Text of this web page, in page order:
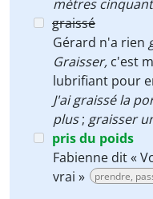
mètres
graissé
Gérard n'a rien
Graisser, c'est
lubrifiant pour
J'ai graissé la
plus; graisser
pris du poids
Fabienne dit «
vrai »
prendre,